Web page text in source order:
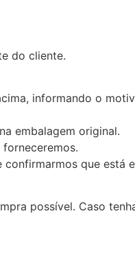
do cliente.
informando o
embalagem original.
que está
possível. Caso